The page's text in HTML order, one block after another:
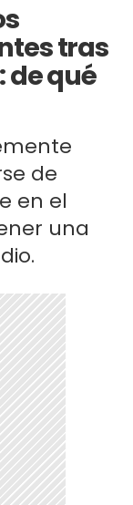
tras
de qué
de
en el
una